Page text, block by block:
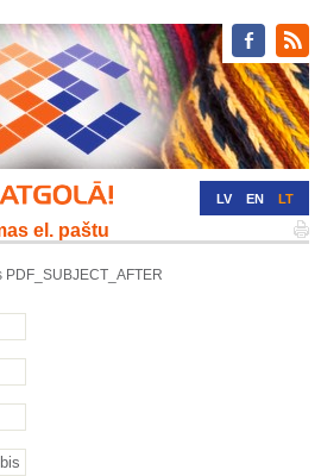
LV EN LT
el. paštu